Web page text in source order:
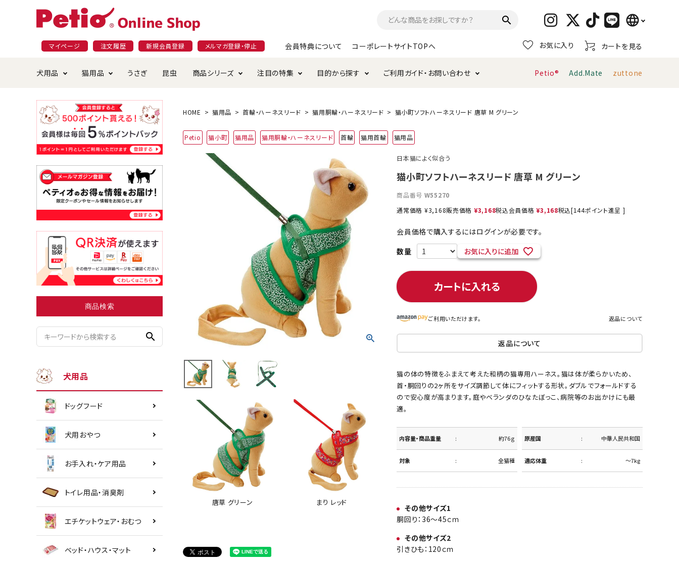
search language
日本語
English
マイページ 注文履歴 新規会員登録 メルマガ登録・停止 会員特典について コーポレートサイトTOPへ お気に入り カートを見る
犬用品
ドッグフード おやつ お手入れ・ケア用品 トイレタリー・消臭剤
ペットシーツ ベッド・ハウス・マット サークル・ケージ
おもちゃ 食器・給水器 服・ウェア
首輪・ハーネス・リード 替え・交換パーツ
猫用品
ごはん・おやつ お手入れ・ケア用品 トイレタリー・消臭剤 猫砂
ベッド・ハウス・マット サークル・ケージ・タワー キャリーバッグ
食器・給水器 防虫用品 首輪・ハーネス
替え・交換パーツ
うさぎ 昆虫 商品シリーズ
プラクト 素材そのまま 極上
注目の特集
夜のお散歩特集 無添加特集 けりぐるみ特集 ペティオ公式アプリ
目的から探す
国産フード&おやつ特集 穀物不使用のグレインフリー
じゃらして遊ぶ 引っ張って遊ぶ 投げて遊ぶ デンタルおもちゃ
夜のお散歩
小型犬にオススメ ダイエット中にオススメ まとめ買いでオトク！！ ネコポス対象商品一覧
ご利用ガイド・お問い合わせ
ショッピングガイド 会員特典について ご注文方法について お支払い方法・配送について
返品・交換について オンラインショップ利用規約
Petio® Add.Mate zuttone
商品検索
search
犬用品
ドッグフード
犬用おやつ
お手入れ・ケア用品
トイレ用品・消臭剤
エチケットウェア・おむつ
ベッド・ハウス・マット
HOME 猫用品 首輪・ハーネスリード 猫用胴輪・ハーネスリード 猫小町ソフトハーネスリード 唐草 M グリーン
Petio 猫小町 猫用品 猫用胴輪・ハーネスリード 首輪 猫用首輪 猫用品
唐草 グリーン まり レッド
日本猫によく似合う
猫小町ソフトハーネスリード 唐草 M グリーン
商品番号 W55270
通常価格 ¥3,168販売価格 ¥3,168税込会員価格 ¥3,168税込[144ポイント進呈 ]
会員価格で購入するにはログインが必要です。
お気に入りに追加
カートに入れる
ご利用いただけます。 返品について
返品について
猫の体の特徴をふまえて考えた和柄の猫専用ハーネス。猫は体が柔らかいため、
首・胴回りの2ヶ所をサイズ調節して体にフィットする形状。ダブルでフォールドする
ので安心度が高まります。庭やベランダのひなたぼっこ、病院等のお出かけにも最
適。
内容量・商品重量 約76ｇ 原産国 中華人民共和国
対象 全猫種 適応体重 ～7kg
その他サイズ1
胴回り：36～45ｃｍ
その他サイズ2
引きひも：120ｃｍ